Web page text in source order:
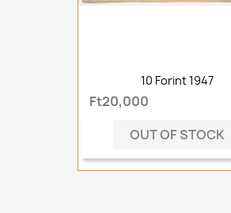
10 Forint 1947
Ft20,000
OUT OF STOCK